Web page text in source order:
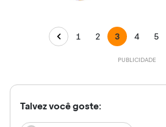
1 2 3 4 5
Talvez você goste: